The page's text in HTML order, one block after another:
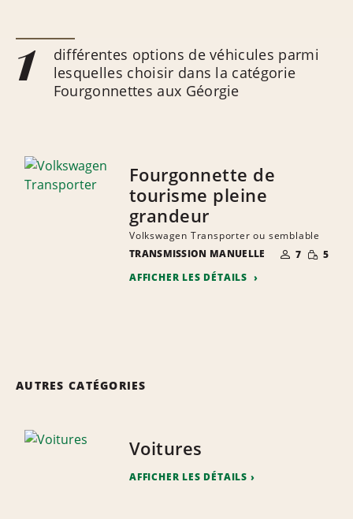
1
différentes options de véhicules parmi
lesquelles choisir dans la catégorie
Fourgonnettes aux Géorgie
Fourgonnette de
tourisme pleine
grandeur
Volkswagen Transporter ou semblable
TRANSMISSION MANUELLE
NOMBRE DE
PERSONNES
7 RÉDUITE
5
AFFICHER LES DÉTAILS
AUTRES CATÉGORIES
Voitures
AFFICHER LES DÉTAILS